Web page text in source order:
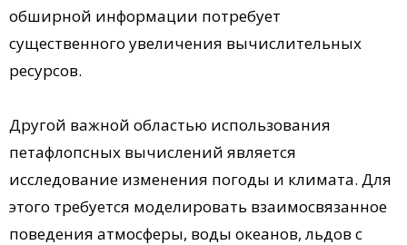
обширной информации потребует
существенного увеличения вычислительных
ресурсов.
Другой важной областью использования
петафлопсных вычислений является
исследование изменения погоды и климата. Для
этого требуется моделировать взаимосвязанное
поведения атмосферы, воды океанов, льдов с